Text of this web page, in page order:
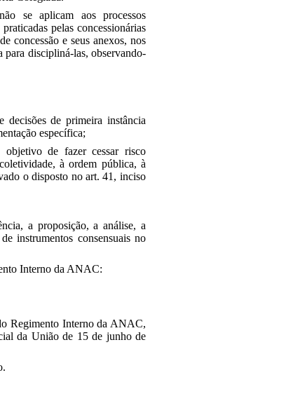
se aplicam aos processos
pelas concessionárias
concessão e seus anexos, nos
para discipliná-las, observando-
decisões de primeira instância
específica;
de fazer cessar risco
à ordem pública, à
o disposto no art. 41, inciso
a proposição, a análise, a
instrumentos consensuais no
Interno da ANAC:
Regimento Interno da ANAC,
da União de 15 de junho de
.